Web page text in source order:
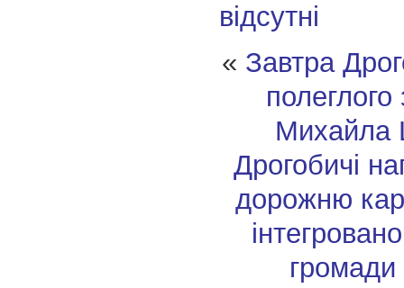
відсутні
« Завтра
Михайла
Дрогобичі
дорожню